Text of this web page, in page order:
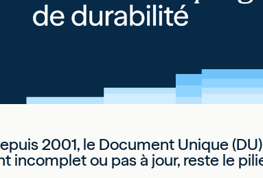
2001, le Document Unique
incomplet ou pas à jour, reste le